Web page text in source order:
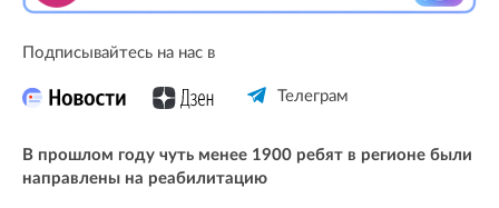
Подписывайтесь на нас в
Телеграм
В прошлом году чуть менее 1900 ребят в регионе были
направлены на реабилитацию